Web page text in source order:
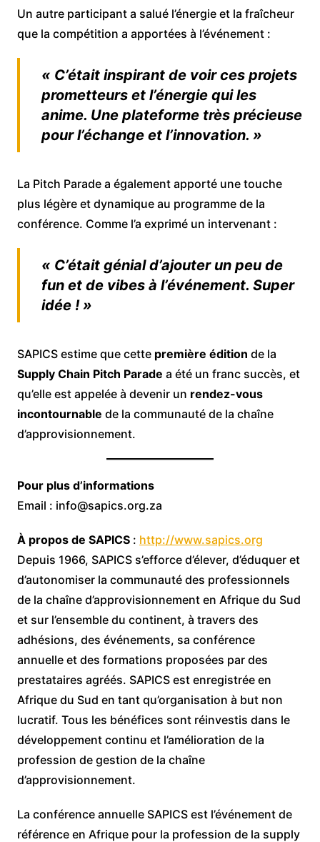
Un autre participant a salué l’énergie et la fraîcheur
que la compétition a apportées à l’événement :
« C’était inspirant de voir ces projets
prometteurs et l’énergie qui les
anime. Une plateforme très précieuse
pour l’échange et l’innovation. »
La Pitch Parade a également apporté une touche
plus légère et dynamique au programme de la
conférence. Comme l’a exprimé un intervenant :
« C’était génial d’ajouter un peu de
fun et de vibes à l’événement. Super
idée ! »
SAPICS estime que cette première édition de la
Supply Chain Pitch Parade a été un franc succès, et
qu’elle est appelée à devenir un rendez-vous
incontournable de la communauté de la chaîne
d’approvisionnement.
Pour plus d’informations
Email : info@sapics.org.za
À propos de SAPICS: http://www.sapics.org
Depuis 1966, SAPICS s’efforce d’élever, d’éduquer et
d’autonomiser la communauté des professionnels
de la chaîne d’approvisionnement en Afrique du Sud
et sur l’ensemble du continent, à travers des
adhésions, des événements, sa conférence
annuelle et des formations proposées par des
prestataires agréés. SAPICS est enregistrée en
Afrique du Sud en tant qu’organisation à but non
lucratif. Tous les bénéfices sont réinvestis dans le
développement continu et l’amélioration de la
profession de gestion de la chaîne
d’approvisionnement.
La conférence annuelle SAPICS est l’événement de
référence en Afrique pour la profession de la supply